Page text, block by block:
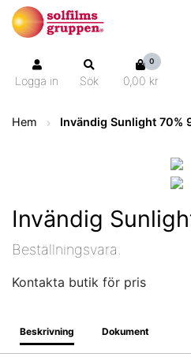
Logga in Sök
0
0,00 kr
Hem Invändig Sunlight 70%
Invändig
Beställningsvara.
Kontakta butik för pris
Beskrivning Dokument